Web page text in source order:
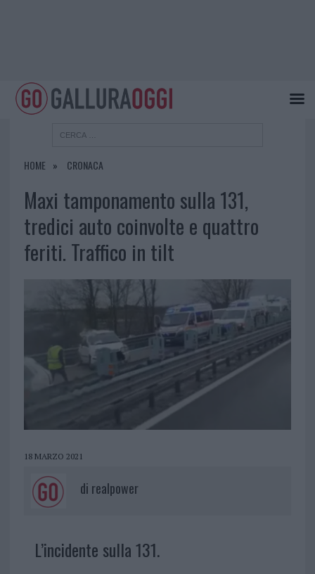
HOME CRONACA
Maxi tamponamento sulla 131,
tredici auto coinvolte e quattro
feriti. Traffico in tilt
18 MARZO 2021
di realpower
L’incidente sulla 131.